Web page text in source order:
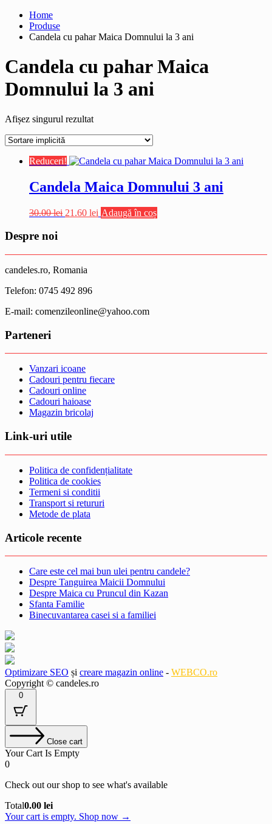
Home
Produse
Candela cu pahar Maica Domnului la 3 ani
Candela cu pahar Maica
Domnului la 3 ani
Afișez singurul rezultat
Reduceri!
Candela Maica Domnului 3 ani
30.00lei Prețul
30.00 lei.
21.60 lei Prețul
Adaugă în coș
Despre noi
candeles.ro, Romania
Telefon: 0745 492 896
E-mail: comenzileonline@yahoo.com
Parteneri
Vanzari icoane
Cadouri pentru fiecare
Cadouri online
Cadouri haioase
Magazin bricolaj
Link-uri utile
Politica de confidențialitate
Politica de cookies
Termeni si conditii
Transport si retururi
Metode de plata
Articole recente
Care este cel mai bun ulei pentru candele?
Despre Tanguirea Maicii Domnului
Despre Maica cu Pruncul din Kazan
Sfanta Familie
Binecuvantarea casei si a familiei
Optimizare SEO și creare magazin online - WEBCO.ro
Copyright © candeles.ro
0
Close cart
Your Cart Is Empty
0
Check out our shop to see what's available
Cart
Total:
Total0.00 lei
Your cart is empty. Shop now →